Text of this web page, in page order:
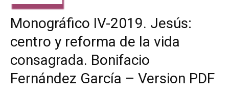
Monográfico IV-2019. Jesús:
centro y reforma de la vida
consagrada. Bonifacio
Fernández García – Version PDF